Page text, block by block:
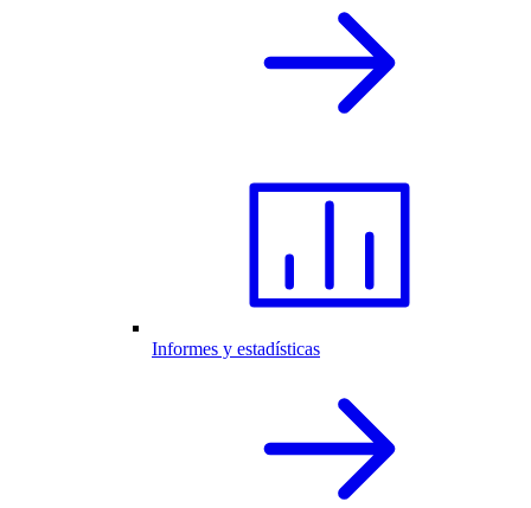
Informes y estadísticas